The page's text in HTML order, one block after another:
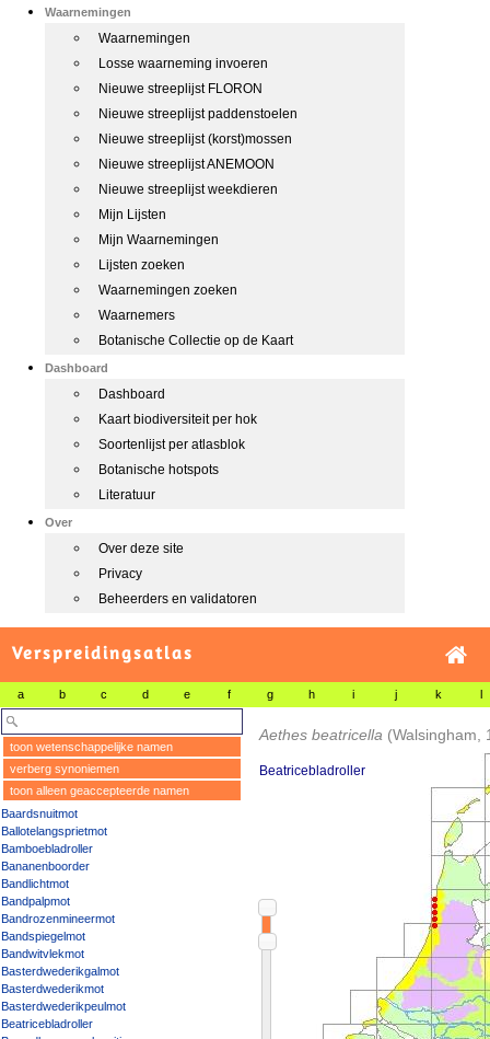
Waarnemingen
Waarnemingen
Losse waarneming invoeren
Nieuwe streeplijst FLORON
Nieuwe streeplijst paddenstoelen
Nieuwe streeplijst (korst)mossen
Nieuwe streeplijst ANEMOON
Nieuwe streeplijst weekdieren
Mijn Lijsten
Mijn Waarnemingen
Lijsten zoeken
Waarnemingen zoeken
Waarnemers
Botanische Collectie op de Kaart
Dashboard
Dashboard
Kaart biodiversiteit per hok
Soortenlijst per atlasblok
Botanische hotspots
Literatuur
Over
Over deze site
Privacy
Beheerders en validatoren
Verspreidingsatlas
a b c d e f g h i j k l
toon wetenschappelijke namen
verberg synoniemen
toon alleen geaccepteerde namen
Baardsnuitmot
Ballotelangsprietmot
Bamboebladroller
Bananenboorder
Bandlichtmot
Bandpalpmot
Bandrozenmineermot
Bandspiegelmot
Bandwitvlekmot
Basterdwederikgalmot
Basterdwederikmot
Basterdwederikpeulmot
Beatricebladroller
Aethes beatricella (Walsingham,
Beatricebladroller